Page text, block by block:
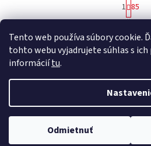
Tento web používa súbory cookie.
tohto webu vyjadrujete súhlas s ich
informáciítu.
Odmietnuť
O
l
á
c
i
e
p
v
t
r
n
k
a
n
e
1 85
1018položiek
HORE
Vytvoril
Copyright 2026 .